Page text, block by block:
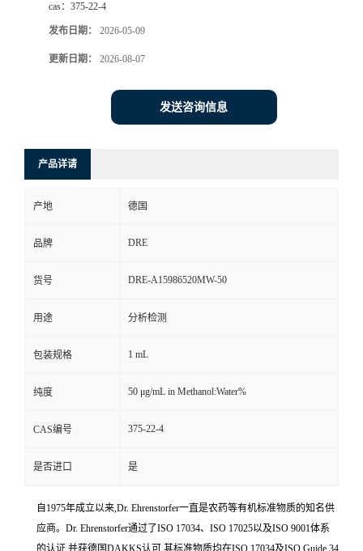
cas： 375-22-4
发布日期： 2026-05-09
更新日期： 2026-08-07
发送咨询信息
产品详请
产地 德国
品牌 DRE
货号 DRE-A15986520MW-50
用途 分析检测
包装规格 1 mL
纯度 50 μg/mL in Methanol:Water%
CAS编号 375-22-4
是否进口 是
自1975年成立以来,Dr. Ehrenstorfer一直是农药等有机标准物质的知名供
应商。Dr. Ehrenstorfer通过了ISO 17034、ISO 17025以及ISO 9001体系
的认证,并获德国DAKKS认可,其标准物质均在ISO 17034及ISO Guide 34